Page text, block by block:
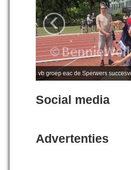
vb groep eac de Sperwers
‹
Social media
Advertenties